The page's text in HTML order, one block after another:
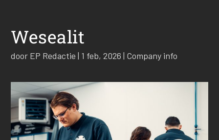
Wesealit
door EP Redactie | 1 feb, 2026 | Company info